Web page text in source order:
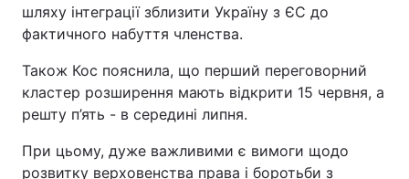
шляху інтеграції зблизити Україну з ЄС до
фактичного набуття членства.
Також Кос пояснила, що перший переговорний
кластер розширення мають відкрити 15 червня, а
решту п’ять - в середині липня.
При цьому, дуже важливими є вимоги щодо
розвитку верховенства права і боротьби з